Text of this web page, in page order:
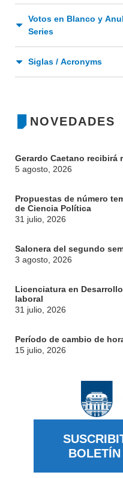
INSTITUCIONAL
ENSEÑANZA
EXTENSIÓN
LLAMADOS
NOTICIAS
CONTACTO
BEDELÍA
OFERTA DE GRADO
EDUCACIÓN PERMANENTE
BIBLIOTECA
NOVEDADES
Gerardo Caetano recibirá
5 agosto, 2026
Propuestas de número
de Ciencia Política
31 julio, 2026
Salonera del segundo
3 agosto, 2026
Licenciatura en
laboral
31 julio, 2026
Período de cambio de
15 julio, 2026
Votos en Blanco y
Series
Siglas / Acronyms